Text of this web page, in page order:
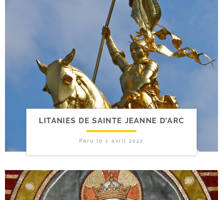
LITANIES DE SAINTE JEANNE D’ARC
Paru le1 avril 2022